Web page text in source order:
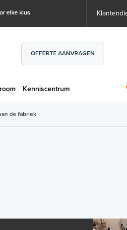
elke klus
OFFERTE AANVRAGEN
Kenniscentrum
€ 0,00
de fabriek